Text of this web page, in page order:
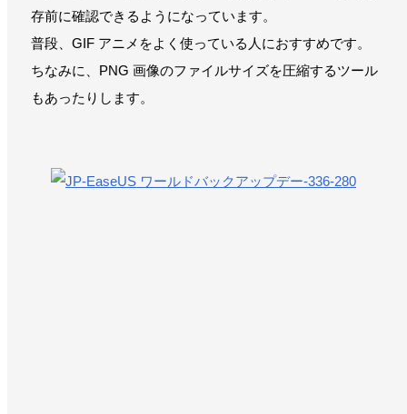
存前に確認できるようになっています。
普段、GIF アニメをよく使っている人におすすめです。
ちなみに、PNG 画像のファイルサイズを圧縮するツール
もあったりします。